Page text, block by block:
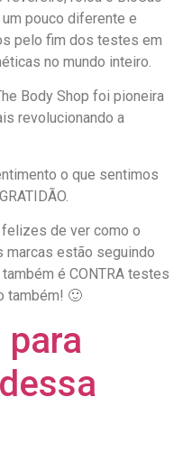
um pouco diferente e
pelo fim dos testes em
no mundo inteiro.
Body Shop foi pioneira
revolucionando a
o que sentimos
de ver como o
marcas estão seguindo
é CONTRA testes
também! 🙂
para